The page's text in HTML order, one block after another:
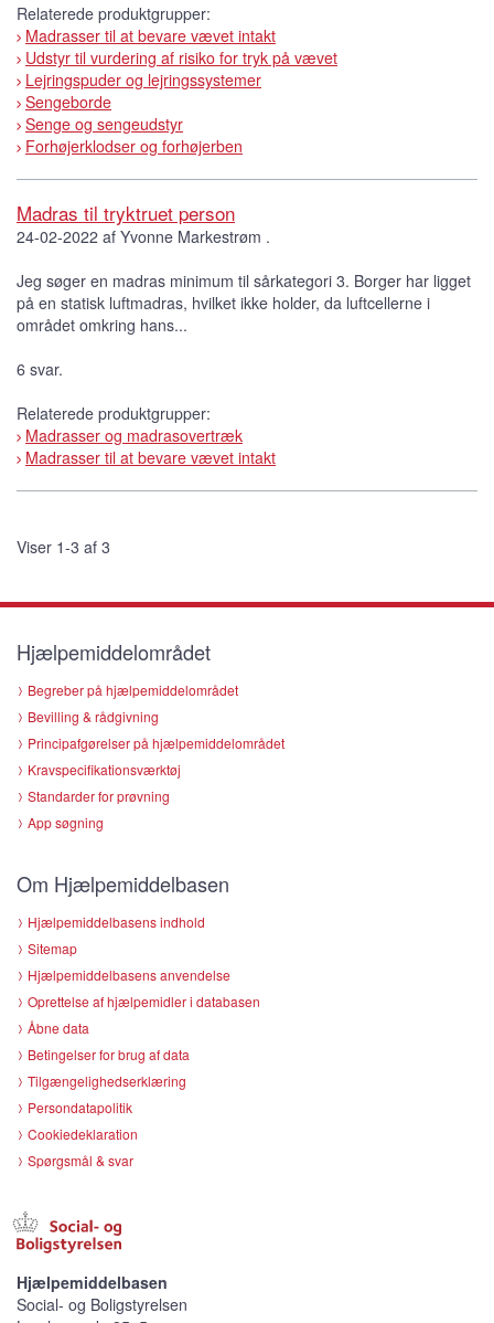
Relaterede produktgrupper:
Madrasser til at bevare vævet intakt
Udstyr til vurdering af risiko for tryk på vævet
Lejringspuder og lejringssystemer
Sengeborde
Senge og sengeudstyr
Forhøjerklodser og forhøjerben
Madras til tryktruet person
24-02-2022 af Yvonne Markestrøm .
Jeg søger en madras minimum til sårkategori 3. Borger har ligget
på en statisk luftmadras, hvilket ikke holder, da luftcellerne i
området omkring hans...
6 svar.
Relaterede produktgrupper:
Madrasser og madrasovertræk
Madrasser til at bevare vævet intakt
Viser 1-3 af 3
Hjælpemiddelområdet
Begreber på hjælpemiddelområdet
Bevilling & rådgivning
Principafgørelser på hjælpemiddelområdet
Kravspecifikationsværktøj
Standarder for prøvning
App søgning
Om Hjælpemiddelbasen
Hjælpemiddelbasens indhold
Sitemap
Hjælpemiddelbasens anvendelse
Oprettelse af hjælpemidler i databasen
Åbne data
Betingelser for brug af data
Tilgængelighedserklæring
Persondatapolitik
Cookiedeklaration
Spørgsmål & svar
Hjælpemiddelbasen
Social- og Boligstyrelsen